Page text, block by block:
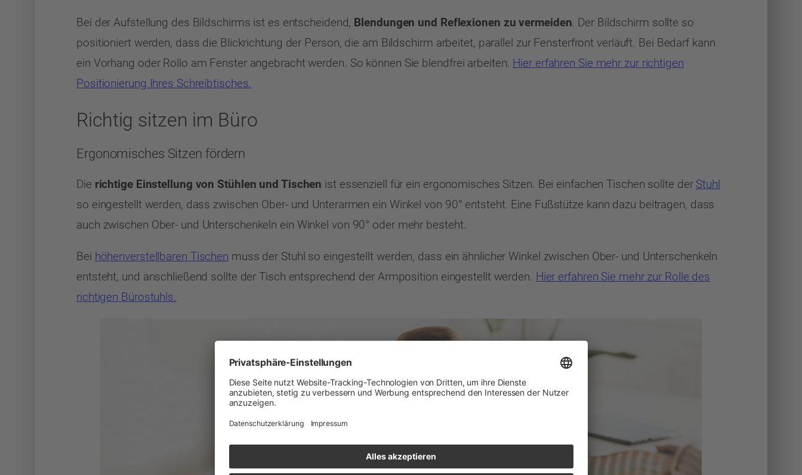
Bei der Aufstellung des Bildschirms ist es entscheidend, Blendungen und Reflexionen zu vermeiden. Der Bildschirm sollte so
positioniert werden, dass die Blickrichtung der Person, die am Bildschirm arbeitet, parallel zur Fensterfront verläuft. Bei Bedarf kann
ein Vorhang oder Rollo am Fenster angebracht werden. So können Sie blendfrei arbeiten. Hier erfahren Sie mehr zur richtigen
Positionierung Ihres Schreibtisches.
Richtig sitzen im Büro
Ergonomisches Sitzen fördern
Die richtige Einstellung von Stühlen und Tischen ist essenziell für ein ergonomisches Sitzen. Bei einfachen Tischen sollte der Stuhl
so eingestellt werden, dass zwischen Ober- und Unterarmen ein Winkel von 90° entsteht. Eine Fußstütze kann dazu beitragen, dass
auch zwischen Ober- und Unterschenkeln ein Winkel von 90° oder mehr besteht.
Bei höhenverstellbaren Tischen muss der Stuhl so eingestellt werden, dass ein ähnlicher Winkel zwischen Ober- und Unterschenkeln
entsteht, und anschließend sollte der Tisch entsprechend der Armposition eingestellt werden. Hier erfahren Sie mehr zur Rolle des
richtigen Bürostuhls.